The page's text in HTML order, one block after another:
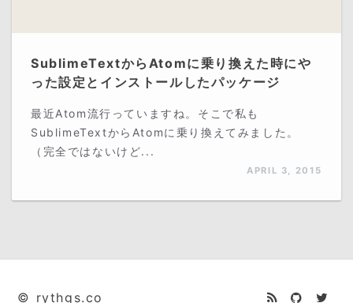
SublimeTextからAtomに乗り換えた時にや
った設定とインストールしたパッケージ
最近Atom流行っていますね。そこで私も
SublimeTextからAtomに乗り換えてみました。
（完全ではないけど...
APRIL 3, 2015
© rythgs.co